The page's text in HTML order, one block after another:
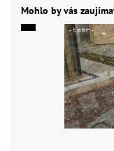
Mohlo by vás